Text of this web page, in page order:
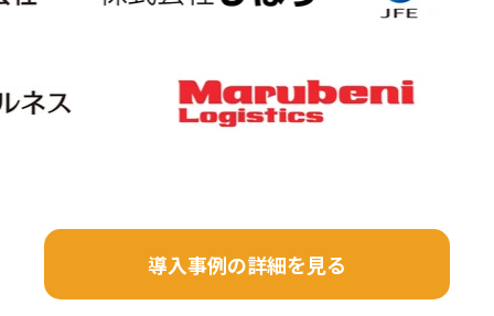
導入事例の詳細を見る